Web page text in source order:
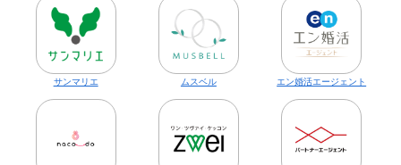
サンマリエ ムスベル エン婚活エージェント